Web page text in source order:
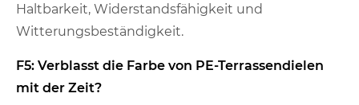
Haltbarkeit, Widerstandsfähigkeit und
Witterungsbeständigkeit.
F5: Verblasst die Farbe von PE-Terrassendielen
mit der Zeit?